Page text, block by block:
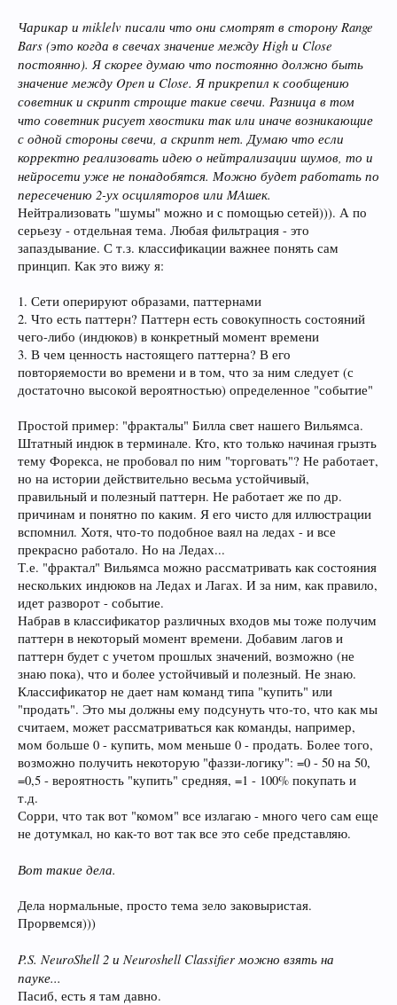
Чарикар и miklelv писали что они смотрят в сторону Range
Bars (это когда в свечах значение между High и Close
постоянно). Я скорее думаю что постоянно должно быть
значение между Open и Close. Я прикрепил к сообщению
советник и скрипт строщие такие свечи. Разница в том
что советник рисует хвостики так или иначе возникающие
с одной стороны свечи, а скрипт нет. Думаю что если
корректно реализовать идею о нейтрализации шумов, то и
нейросети уже не понадобятся. Можно будет работать по
пересечению 2-ух осциляторов или MAшек.
Нейтрализовать "шумы" можно и с помощью сетей))). А по
серьезу - отдельная тема. Любая фильтрация - это
запаздывание. С т.з. классификации важнее понять сам
принцип. Как это вижу я:
1. Сети оперируют образами, паттернами
2. Что есть паттерн? Паттерн есть совокупность состояний
чего-либо (индюков) в конкретный момент времени
3. В чем ценность настоящего паттерна? В его
повторяемости во времени и в том, что за ним следует (с
достаточно высокой вероятностью) определенное "событие"
Простой пример: "фракталы" Билла свет нашего Вильямса.
Штатный индюк в терминале. Кто, кто только начиная грызть
тему Форекса, не пробовал по ним "торговать"? Не работает,
но на истории действительно весьма устойчивый,
правильный и полезный паттерн. Не работает же по др.
причинам и понятно по каким. Я его чисто для иллюстрации
вспомнил. Хотя, что-то подобное ваял на ледах - и все
прекрасно работало. Но на Ледах...
Т.е. "фрактал" Вильямса можно рассматривать как состояния
нескольких индюков на Ледах и Лагах. И за ним, как правило,
идет разворот - событие.
Набрав в классификатор различных входов мы тоже получим
паттерн в некоторый момент времени. Добавим лагов и
паттерн будет с учетом прошлых значений, возможно (не
знаю пока), что и более устойчивый и полезный. Не знаю.
Классификатор не дает нам команд типа "купить" или
"продать". Это мы должны ему подсунуть что-то, что как мы
считаем, может рассматриваться как команды, например,
мом больше 0 - купить, мом меньше 0 - продать. Более того,
возможно получить некоторую "фаззи-логику": =0 - 50 на 50,
=0,5 - вероятность "купить" средняя, =1 - 100% покупать и
т.д.
Сорри, что так вот "комом" все излагаю - много чего сам еще
не дотумкал, но как-то вот так все это себе представляю.
Вот такие дела.
Дела нормальные, просто тема зело заковыристая.
Прорвемся)))
P.S. NeuroShell 2 и Neuroshell Classifier можно взять на
пауке...
Пасиб, есть я там давно.